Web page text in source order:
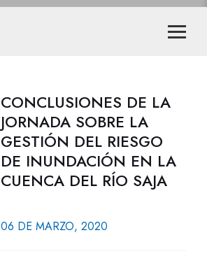
CONCLUSIONES DE LA
JORNADA SOBRE LA
GESTIÓN DEL RIESGO
DE INUNDACIÓN EN LA
CUENCA DEL RÍO SAJA
06 DE MARZO, 2020